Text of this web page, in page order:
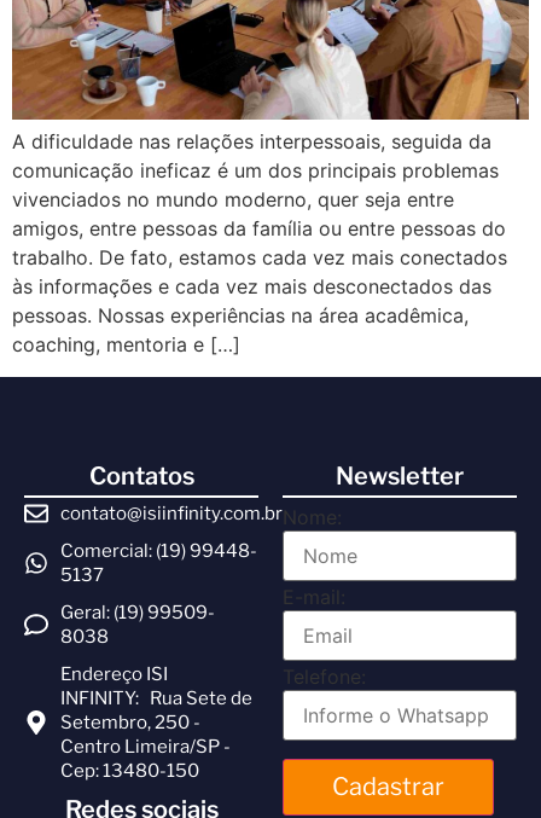
A dificuldade nas relações interpessoais, seguida da
comunicação ineficaz é um dos principais problemas
vivenciados no mundo moderno, quer seja entre
amigos, entre pessoas da família ou entre pessoas do
trabalho. De fato, estamos cada vez mais conectados
às informações e cada vez mais desconectados das
pessoas. Nossas experiências na área acadêmica,
coaching, mentoria e […]
Contatos
contato@isiinfinity.com.br
Comercial: (19) 99448-
5137
Geral: (19) 99509-
8038
Endereço ISI
INFINITY: Rua Sete de
Setembro, 250 -
Centro Limeira/SP -
Cep: 13480-150
Redes sociais
Newsletter
Nome:
E-mail:
Telefone:
Cadastrar